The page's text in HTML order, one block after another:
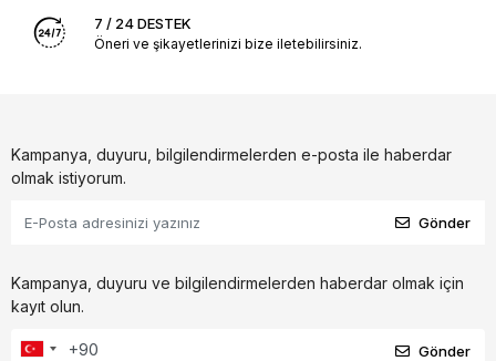
7 / 24 DESTEK
Öneri ve şikayetlerinizi bize iletebilirsiniz.
Kampanya, duyuru, bilgilendirmelerden e-posta ile haberdar
olmak istiyorum.
Gönder
Kampanya, duyuru ve bilgilendirmelerden haberdar olmak için
kayıt olun.
Gönder